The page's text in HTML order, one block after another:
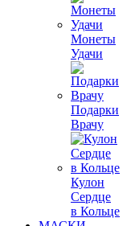
Монеты
Удачи
Подарки
Врачу
Кулон
Сердце
в Кольце